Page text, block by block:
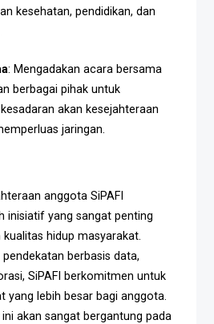
kesehatan, pendidikan, dan
: Mengadakan acara bersama
berbagai pihak untuk
akan kesejahteraan
jaringan.
anggota SiPAFI
inisiatif yang sangat penting
hidup masyarakat.
berbasis data,
SiPAFI berkomitmen untuk
yang lebih besar bagi anggota.
akan sangat bergantung pada